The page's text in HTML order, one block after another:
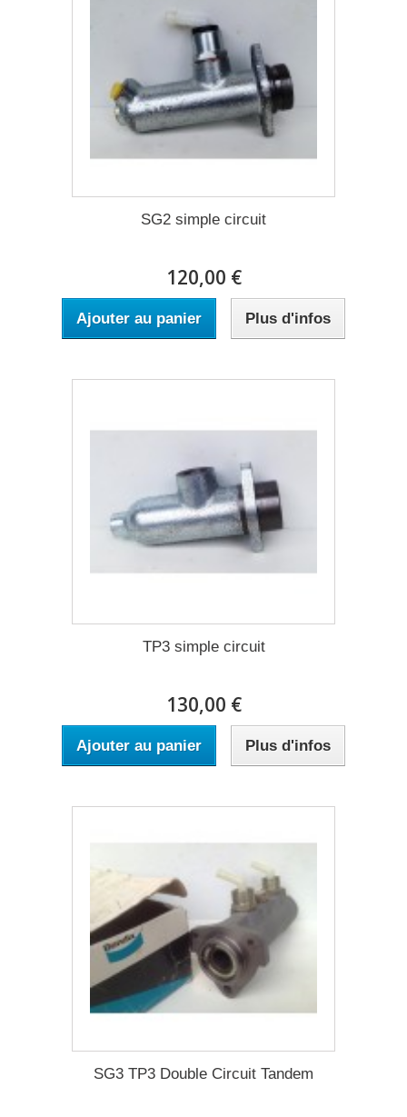
SG2 simple circuit
120,00 €
Ajouter au panier Plus d'infos
TP3 simple circuit
130,00 €
Ajouter au panier Plus d'infos
SG3 TP3 Double Circuit Tandem